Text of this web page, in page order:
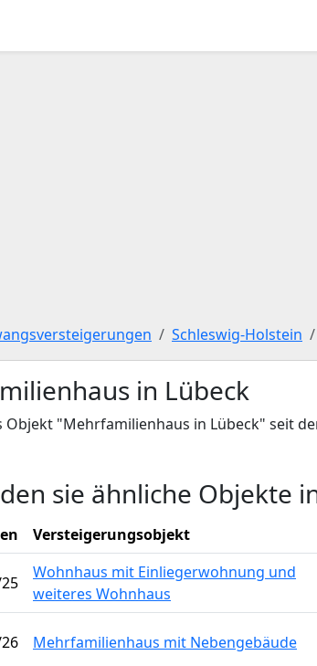
Schleswig-Holstein
in Lübeck
Objekt "Mehrfamilienhaus in Lübeck" seit
sie ähnliche Objekte
Versteigerungsobjekt
Wohnhaus mit Einliegerwohnung und
weiteres Wohnhaus
Mehrfamilienhaus mit Nebengebäude